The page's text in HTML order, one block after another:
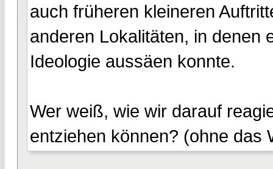
auch früheren kleineren
anderen Lokalitäten, in denen
Ideologie aussäen konnte.
Wer weiß, wie wir darauf
entziehen können? (ohne das